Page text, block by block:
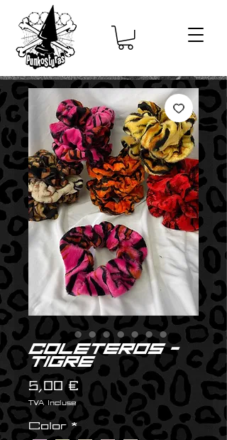
Coleteros -
tigre
5,00 €Prix
TVA Incluse
Color *